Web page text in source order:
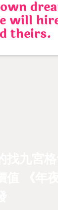
will
theirs.